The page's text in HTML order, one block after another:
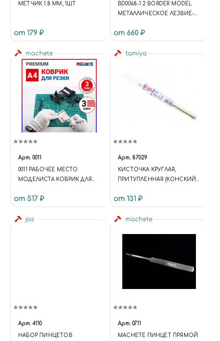
МЕТЧИК 1.8 ММ, 1ШТ
от 179 ₽
BD0068-1.2 BORDER MODEL
МЕТАЛЛИЧЕСКОЕ ЛЕЗВИЕ-
от 660 ₽
machete
Арт. 0011
0011 РАБОЧЕЕ МЕСТО
МОДЕЛИСТА КОВРИК ДЛЯ
от 517 ₽
tamiya
Арт. 87029
КИСТОЧКА КРУГЛАЯ,
ПРИТУПЛЕННАЯ (КОНСКИЙ
от 131 ₽
jas
Арт. 4110
НАБОР ПИНЦЕТОВ
machete
Арт. 0711
MACHETE ПИНЦЕТ ПРЯМОЙ